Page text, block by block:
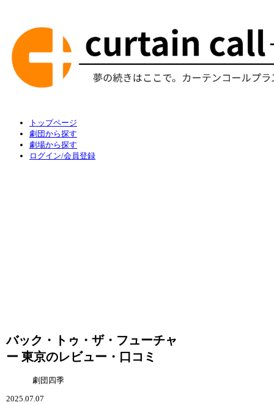
トップページ
劇団から探す
劇場から探す
ログイン/会員登録
バック・トゥ・ザ・フューチャ
ー 東京のレビュー・口コミ
劇団四季
2025.07.07